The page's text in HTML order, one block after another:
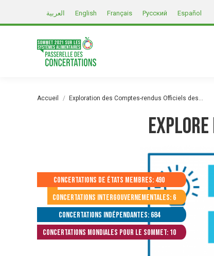
العربية English Français Русский Español
Vous êtes ici :
Accueil Exploration des Comptes-rendus Officiels des…
Concertations de États membres: 490
Concertations intergouvernementales: 6
Concertations indépendantes: 684
Concertations mondiales pour le Sommet: 10